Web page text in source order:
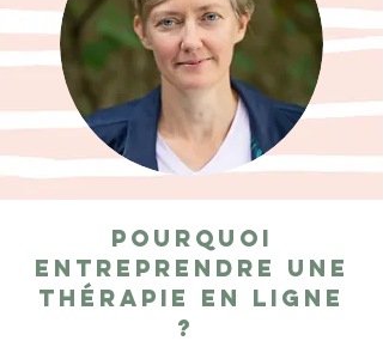
Pourquoi
entreprendre une
thérapie en ligne
?